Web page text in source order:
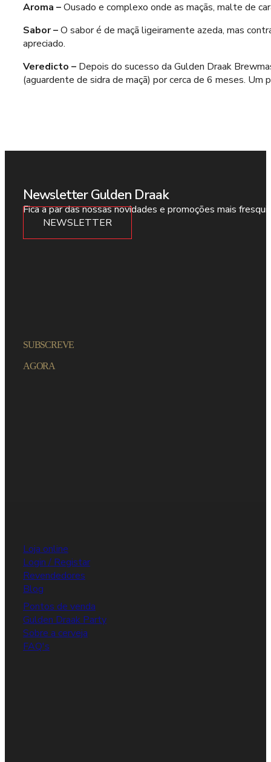
Aroma –Ousado e complexo onde as maçãs, malte de
Sabor –O sabor é de maçã ligeiramente azeda, mas
apreciado.
Veredicto – Depois do sucesso da Gulden Draak
(aguardente de sidra de maçã) por cerca de 6 meses.
Newsletter Gulden Draak
Fica a par das nossas novidades e promoções mais
NEWSLETTER
SUBSCREVE
AGORA
Loja online
Login / Registar
Revendedores
Blog
Pontos de venda
Gulden Draak Party
Sobre a cerveja
FAQ's